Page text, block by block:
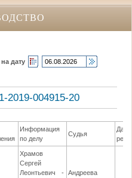
дату
2019-004915-20
Информация
по делу
Судья
Дата
Храмов
Сергей
Леонтьевич -
Андреева